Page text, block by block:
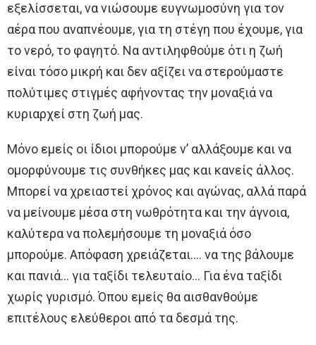
εξελίσσεται, να νιώσουμε ευγνωμοσύνη για τον
αέρα που αναπνέουμε, για τη στέγη που έχουμε, για
το νερό, το φαγητό. Να αντιληφθούμε ότι η ζωή
είναι τόσο μικρή και δεν αξίζει να στερούμαστε
πολύτιμες στιγμές αφήνοντας την μοναξιά να
κυριαρχεί στη ζωή μας.
Μόνο εμείς οι ίδιοι μπορούμε ν’ αλλάξουμε και να
ομορφύνουμε τις συνθήκες μας και κανείς άλλος.
Μπορεί να χρειαστεί χρόνος και αγώνας, αλλά παρά
να μείνουμε μέσα στη νωθρότητα και την άγνοια,
καλύτερα να πολεμήσουμε τη μοναξιά όσο
μπορούμε. Απόφαση χρειάζεται…. να της βάλουμε
και πανιά… για ταξίδι τελευταίο… Για ένα ταξίδι
χωρίς γυρισμό. Όπου εμείς θα αισθανθούμε
επιτέλους ελεύθεροι από τα δεσμά της.